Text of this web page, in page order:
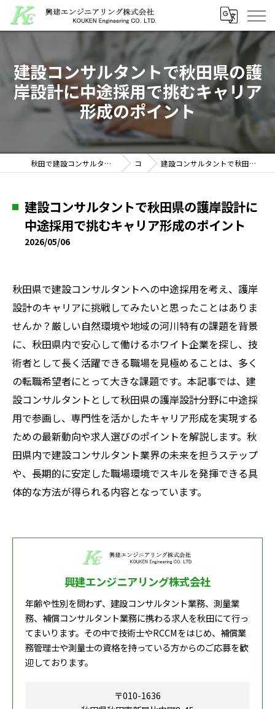
建設コンサルタントで秋田県の護
岸設計に中途採用で挑むキャリア
形成のポイント
秋田で建設コンサルタントの求人なら興建エンジニアリング株式会社 コラム 建設コンサルタントで秋田県の護岸設計に中途採用で挑むキャリア形成のポイント
建設コンサルタントで秋田県の護岸設計に
中途採用で挑むキャリア形成のポイント
2026/05/06
秋田県で建設コンサルタントへの中途採用を考え、護岸
設計のキャリアに挑戦してみたいと思ったことはありま
せんか？厳しい自然環境や地域の河川特有の課題を背景
に、秋田県内で安心して働けるホワイト企業を探し、技
術者として長く活躍できる職場を見極めることは、多く
の転職希望者にとって大きな課題です。本記事では、建
設コンサルタントとして秋田県の護岸設計分野に中途採
用で参画し、専門性を活かしたキャリア形成を実現する
ための最新動向や求人選びのポイントを解説します。秋
田県内で建設コンサルタント業界の未来を担うステップ
や、長期的に安定した職場環境でスキルを発揮できる具
体的な方法が得られる内容となっています。
興建エンジニアリング株式会社
年齢や性別を問わず、建設コンサルタント業務、測量業
務、補償コンサルタント業務に携わる求人を秋田にて行っ
てまいります。その中で技術士やRCCMをはじめ、補償業
務管理士や測量士の資格を持っている方からのご応募を歓
迎しております。
〒010-1636